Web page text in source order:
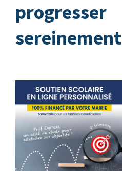
progresser
sereinement